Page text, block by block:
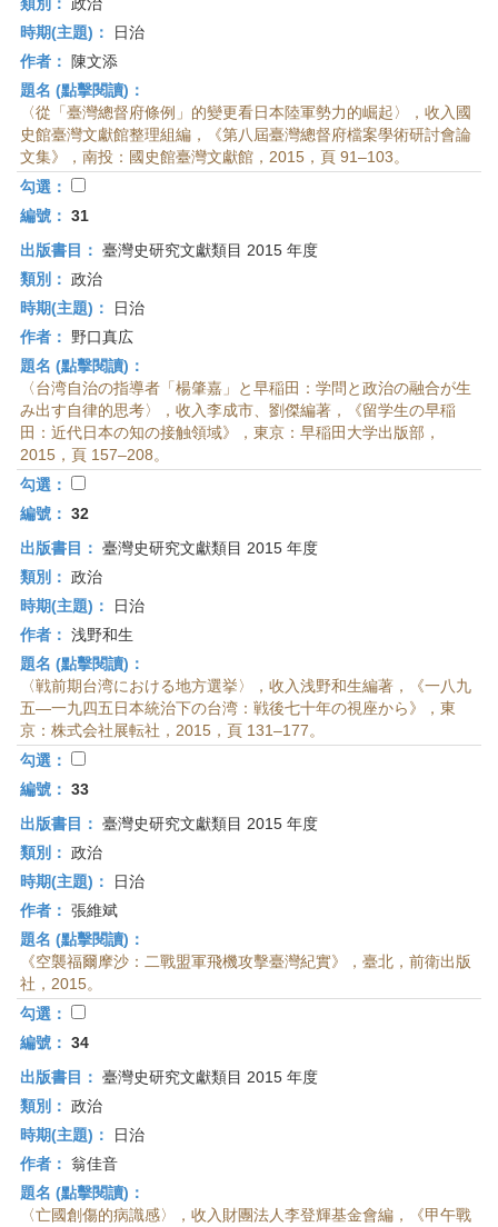
時期(主題)：
日治
作者：
陳文添
題名 (點擊閱讀)：
〈從「臺灣總督府條例」的變更看日本陸軍勢力的崛起〉，收入國
史館臺灣文獻館整理組編，《第八屆臺灣總督府檔案學術研討會論
文集》，南投：國史館臺灣文獻館，2015，頁 91–103。
勾選：
編號： 31
出版書目： 臺灣史研究文獻類目 2015 年度
類別： 政治
時期(主題)：
日治
作者：
野口真広
題名 (點擊閱讀)：
〈台湾自治の指導者「楊肇嘉」と早稲田：学問と政治の融合が生
み出す自律的思考〉，收入李成市、劉傑編著，《留学生の早稲
田：近代日本の知の接触領域》，東京：早稲田大学出版部，
2015，頁 157–208。
勾選：
編號： 32
出版書目： 臺灣史研究文獻類目 2015 年度
類別： 政治
時期(主題)：
日治
作者： 浅野和生
題名 (點擊閱讀)：
〈戦前期台湾における地方選挙〉，收入浅野和生編著，《一八九
五—一九四五日本統治下の台湾：戦後七十年の視座から》，東
京：株式会社展転社，2015，頁 131–177。
勾選：
編號： 33
出版書目： 臺灣史研究文獻類目 2015 年度
類別： 政治
時期(主題)：
日治
作者： 張維斌
題名 (點擊閱讀)：
《空襲福爾摩沙：二戰盟軍飛機攻擊臺灣紀實》，臺北，前衛出版
社，2015。
勾選：
編號： 34
出版書目： 臺灣史研究文獻類目 2015 年度
類別： 政治
時期(主題)：
日治
作者： 翁佳音
題名 (點擊閱讀)：
〈亡國創傷的病識感〉，收入財團法人李登輝基金會編，《甲午戰